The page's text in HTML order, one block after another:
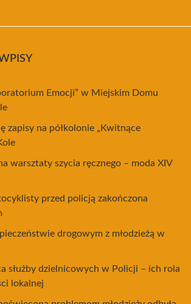
Emocji” w Miejskim Domu
zapisy na półkolonie „Kwitnące
warsztaty szycia ręcznego – moda XIV
przed policją zakończona
drogowym z młodzieżą w
służby dzielnicowych w Policji – ich rola
lokalnej